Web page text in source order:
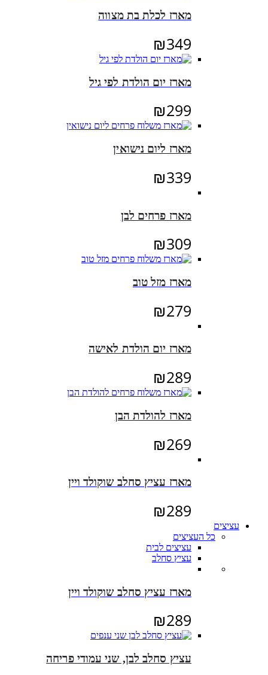
מארז לכלת בת מצווה
₪349
מארז יום הולדת לפי גיל
₪299
מארז ליום נישואין
₪339
מארז פרחים לבן
₪309
מארז מזל טוב
₪279
מארז יום הולדת לאישה
₪289
מארז להולדת הבן
₪269
מארז עציץ סחלב שוקולד ויין
₪289
עציצים
כל העציצים
עציצים לבית
עציץ סחלב
מארז עציץ סחלב שוקולד ויין
₪289
עציץ סחלב לבן, שני עמודי פריחה